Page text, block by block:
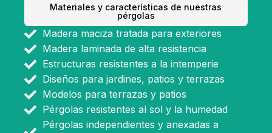
Materiales y características de nuestras
pérgolas
Madera maciza tratada para exteriores
Madera laminada de alta resistencia
Estructuras resistentes a la intemperie
Diseños para jardines, patios y terrazas
Modelos para terrazas y patios
Pérgolas resistentes al sol y la humedad
Pérgolas independientes y anexadas a